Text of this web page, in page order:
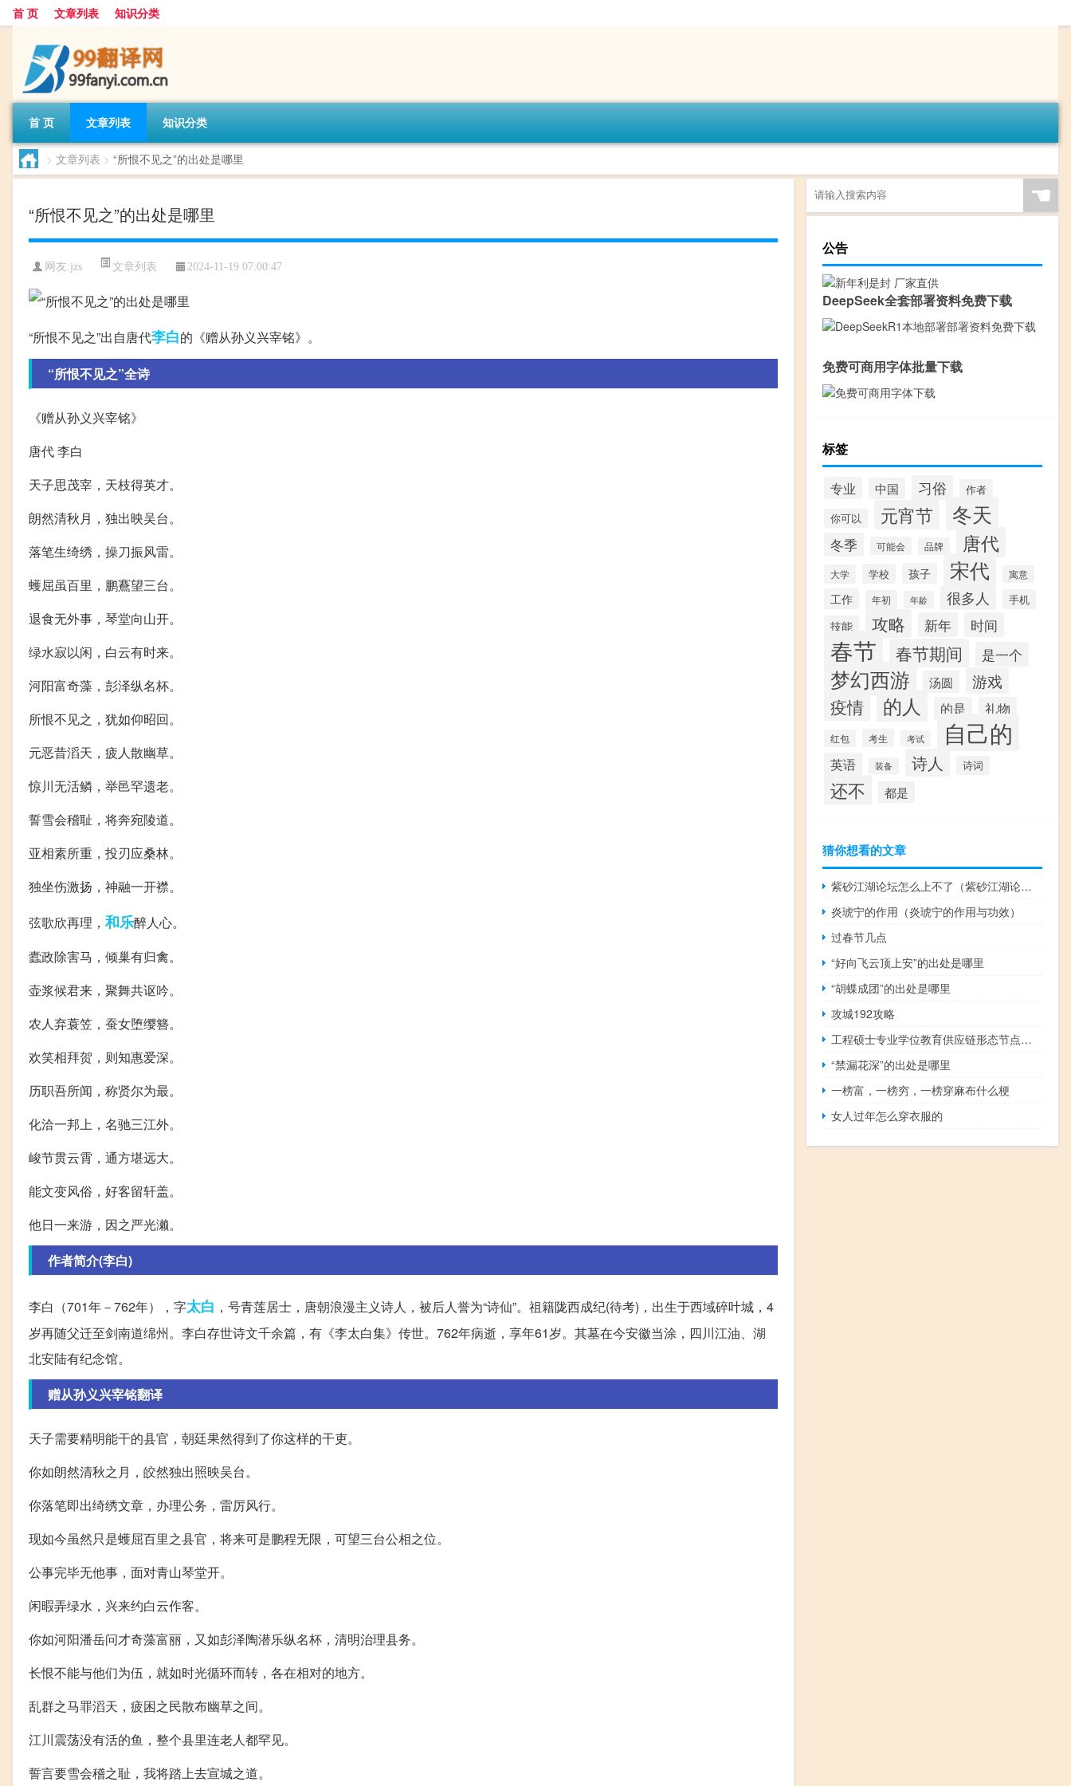
首 页 文章列表 知识分类
首 页 文章列表 知识分类
> 文章列表 > “所恨不见之”的出处是哪里
“所恨不见之”的出处是哪里
网友:jzs 文章列表 2024-11-19 07:00:47
“所恨不见之”出自唐代李白的《赠从孙义兴宰铭》。
“所恨不见之”全诗
《赠从孙义兴宰铭》
唐代 李白
天子思茂宰，天枝得英才。
朗然清秋月，独出映吴台。
落笔生绮绣，操刀振风雷。
蠖屈虽百里，鹏鶱望三台。
退食无外事，琴堂向山开。
绿水寂以闲，白云有时来。
河阳富奇藻，彭泽纵名杯。
所恨不见之，犹如仰昭回。
元恶昔滔天，疲人散幽草。
惊川无活鳞，举邑罕遗老。
誓雪会稽耻，将奔宛陵道。
亚相素所重，投刃应桑林。
独坐伤激扬，神融一开襟。
弦歌欣再理， 和乐醉人心。
蠹政除害马，倾巢有归禽。
壶浆候君来，聚舞共讴吟。
农人弃蓑笠，蚕女堕缨簪。
欢笑相拜贺，则知惠爱深。
历职吾所闻，称贤尔为最。
化洽一邦上，名驰三江外。
峻节贯云霄，通方堪远大。
能文变风俗，好客留轩盖。
他日一来游，因之严光濑。
作者简介(李白)
李白（701年－762年），字太白 ，号青莲居士，唐朝浪漫主义诗人，被后人誉为“诗仙”。祖籍陇西成纪(待考)，出生于西域碎叶城，4
岁再随父迁至剑南道绵州。李白存世诗文千余篇，有《李太白集》传世。762年病逝，享年61岁。其墓在今安徽当涂，四川江油、湖
北安陆有纪念馆。
赠从孙义兴宰铭翻译
天子需要精明能干的县官，朝廷果然得到了你这样的干吏。
你如朗然清秋之月，皎然独出照映吴台。
你落笔即出绮绣文章，办理公务，雷厉风行。
现如今虽然只是蠖屈百里之县官，将来可是鹏程无限，可望三台公相之位。
公事完毕无他事，面对青山琴堂开。
闲暇弄绿水，兴来约白云作客。
你如河阳潘岳问才奇藻富丽，又如彭泽陶潜乐纵名杯，清明治理县务。
长恨不能与他们为伍，就如时光循环而转，各在相对的地方。
乱群之马罪滔天，疲困之民散布幽草之间。
江川震荡没有活的鱼，整个县里连老人都罕见。
誓言要雪会稽之耻，我将踏上去宣城之道。
☚
公告
DeepSeek全套部署资料免费下载
免费可商用字体批量下载
标签
专业 中国 习俗 作者
你可以 元宵节 冬天
冬季 可能会 品牌 唐代
大学 学校 孩子 宋代 寓意
工作 年初 年龄 很多人 手机
技能 攻略 新年 时间
春节 春节期间 是一个
梦幻西游 汤圆 游戏
疫情 的人 的是 礼物
红包 考生 考试 自己的
英语 装备 诗人 诗词
还不 都是
猜你想看的文章
紫砂江湖论坛怎么上不了（紫砂江湖论坛）
炎琥宁的作用（炎琥宁的作用与功效）
过春节几点
“好向飞云顶上安”的出处是哪里
“胡蝶成团”的出处是哪里
攻城192攻略
工程硕士专业学位教育供应链形态节点表征比较
“禁漏花深”的出处是哪里
一榜富，一榜穷，一榜穿麻布什么梗
女人过年怎么穿衣服的